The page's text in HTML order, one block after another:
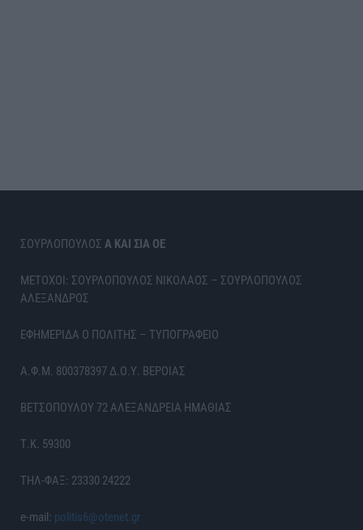
ΣΟΥΡΛΟΠΟΥΛΟΣ Α ΚΑΙ ΣΙΑ ΟΕ
ΜΕΤΟΧΟΙ: ΣΟΥΡΛΟΠΟΥΛΟΣ ΝΙΚΟΛΑΟΣ – ΣΟΥΡΛΟΠΟΥΛΟΣ
ΑΛΕΞΑΝΔΡΟΣ
ΕΦΗΜΕΡΙΔΑ Ο ΠΟΛΙΤΗΣ – ΤΥΠΟΓΡΑΦΕΙΟ
Α.Φ.Μ. 800378397 Δ.Ο.Υ. ΒΕΡΟΙΑΣ
ΒΕΤΣΟΠΟΥΛΟΥ 72 ΑΛΕΞΑΝΔΡΕΙΑ ΗΜΑΘΙΑΣ
Τ.Κ. 59300
ΤΗΛ-ΦΑΞ: 23330 24222
e-mail: politis6@otenet.gr